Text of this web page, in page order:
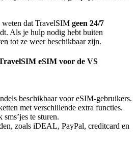
dat TravelSIM geen 24/7
Als je hulp nodig hebt buiten
tot ze weer beschikbaar zijn.
eSIM voor de VS
beschikbaar voor eSIM-gebruikers.
met verschillende extra functies.
te sturen.
zoals iDEAL, PayPal, creditcard en